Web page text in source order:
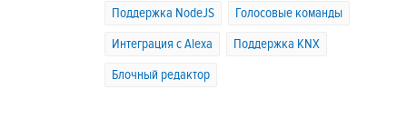
Поддержка NodeJS
Голосовые команды
Интеграция с Alexa
Поддержка KNX
Блочный редактор